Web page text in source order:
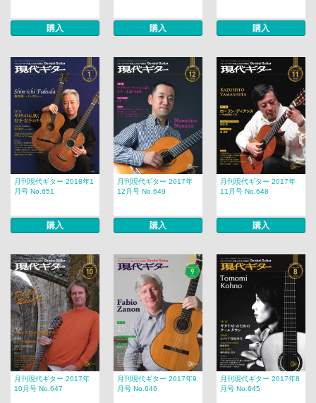
購入 購入 購入
月刊現代ギター 2018年1
月号 No.651
購入
月刊現代ギター 2017年
12月号 No.649
購入
月刊現代ギター 2017年
11月号 No.648
購入
月刊現代ギター 2017年
10月号 No.647
月刊現代ギター 2017年9
月号 No.646
月刊現代ギター 2017年8
月号 No.645